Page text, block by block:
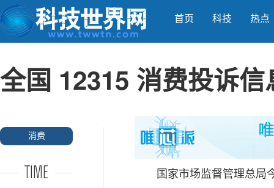
首页 科技 热点
全国 12315 消费投诉
消费
TIME
国家市场监督管理总局今